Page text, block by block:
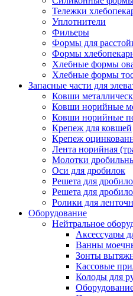
Тележки
Уплотнители
Фильеры
Формы для
Формы
Хлебные формы
Хлебные формы
Запасные части для
Ковши
Ковши норийные
Ковши норийные
Крепеж для ковшей
Крепеж
Лента норийная
Молотки
Оси для дробилок
Решета для
Решета для
Ролики для
Оборудование
Нейтральное
Аксессуары
Ванны
Зонты
Кассовые
Колоды для